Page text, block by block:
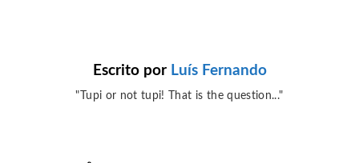
Escrito por Luís Fernando
"Tupi or not tupi! That is the question..."